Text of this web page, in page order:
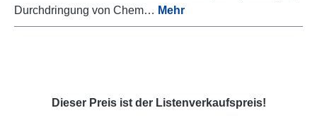
Durchdringung von Chem… Mehr
Dieser Preis ist der Listenverkaufspreis!